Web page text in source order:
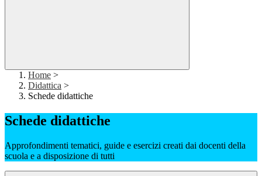
Home >
Didattica >
Schede didattiche
Schede didattiche
Approfondimenti tematici, guide e esercizi creati dai docenti della
scuola e a disposizione di tutti